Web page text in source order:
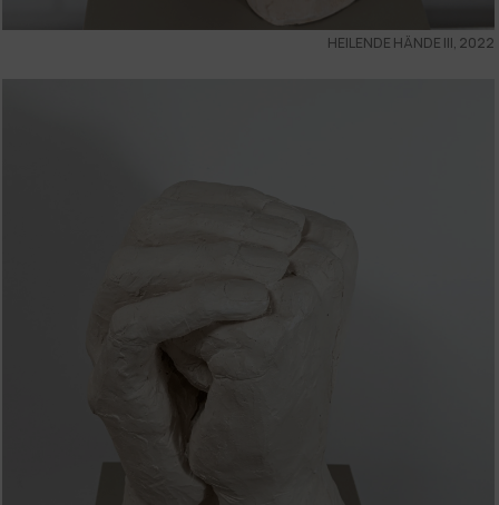
HEILENDE HÄNDE III, 2022